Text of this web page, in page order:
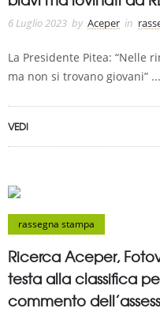
6 Luglio 2023 by Aceper in
La Presidente Pitea: “Nelle
ma non si trovano giovani” ...
VEDI
rassegna stampa
Ricerca Aceper,
testa alla classifica
commento